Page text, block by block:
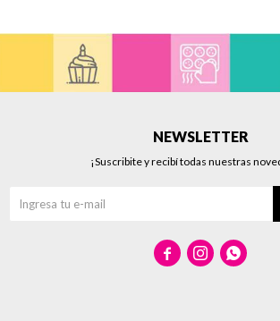
NEWSLETTER
¡Suscribite y recibí todas nuestras
  